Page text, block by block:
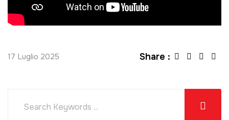
17 Luglio 2025 Share :